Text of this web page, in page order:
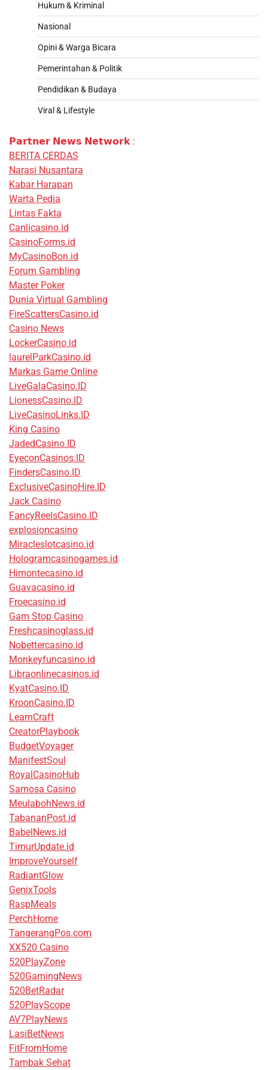
Hukum & Kriminal
Nasional
Opini & Warga Bicara
Pemerintahan & Politik
Pendidikan & Budaya
Viral & Lifestyle
𝗣𝗮𝗿𝘁𝗻𝗲𝗿 𝗡𝗲𝘄𝘀 𝗡𝗲𝘁𝘄𝗼𝗿𝗸 :
BERITA CERDAS
Narasi Nusantara
Kabar Harapan
Warta Pedia
Lintas Fakta
Canlicasino.id
CasinoForms.id
MyCasinoBon.id
Forum Gambling
Master Poker
Dunia Virtual Gambling
FireScattersCasino.id
Casino News
LockerCasino.id
laurelParkCasino.id
Markas Game Online
LiveGalaCasino.ID
LionessCasino.ID
LiveCasinoLinks.ID
King Casino
JadedCasino.ID
EyeconCasinos.ID
FindersCasino.ID
ExclusiveCasinoHire.ID
Jack Casino
FancyReelsCasino.ID
explosioncasino
Miracleslotcasino.id
Hologramcasinogames.id
Himontecasino.id
Guavacasino.id
Froecasino.id
Gam Stop Casino
Freshcasinoglass.id
Nobettercasino.id
Monkeyfuncasino.id
Libraonlinecasinos.id
KyatCasino.ID
KroonCasino.ID
LearnCraft
CreatorPlaybook
BudgetVoyager
ManifestSoul
RoyalCasinoHub
Samosa Casino
MeulabohNews.id
TabananPost.id
BabelNews.id
TimurUpdate.id
ImproveYourself
RadiantGlow
GenixTools
RaspMeals
PerchHome
TangerangPos.com
XX520 Casino
520PlayZone
520GamingNews
520BetRadar
520PlayScope
AV7PlayNews
LasiBetNews
FitFromHome
Tambak Sehat